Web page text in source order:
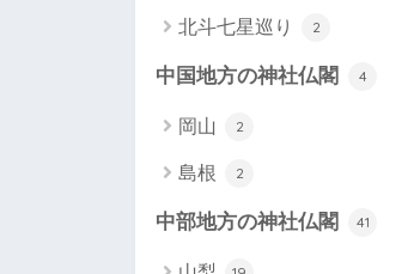
北斗七星巡り 2
中国地方の神社仏閣 4
岡山 2
島根 2
中部地方の神社仏閣 41